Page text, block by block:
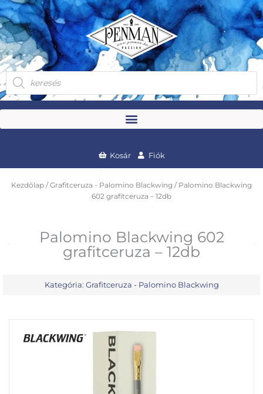
Skip
to
content
Products
search
Kosár Fiók
Kezdőlap /Grafitceruza - Palomino Blackwing / Palomino Blackwing
602 grafitceruza – 12db
Palomino Blackwing 602
grafitceruza – 12db
Kategória: Grafitceruza - Palomino Blackwing